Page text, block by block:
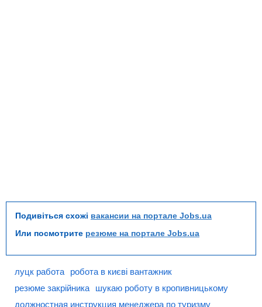
Подивіться схожі вакансии на портале Jobs.ua
Или посмотрите резюме на портале Jobs.ua
луцк работа
робота в києві вантажник
резюме закрійника
шукаю роботу в кропивницькому
должностная инструкция менеджера по туризму